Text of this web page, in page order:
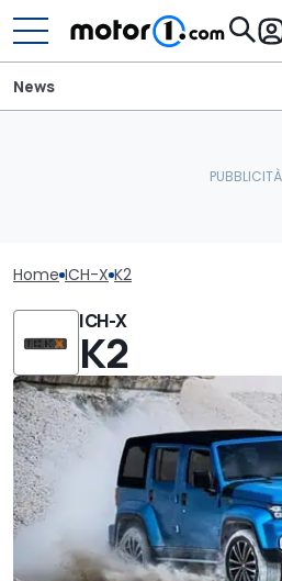
News
Home ICH-X K2
ICH-X
K2